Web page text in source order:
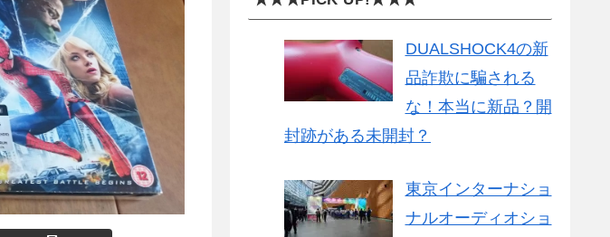
DUALSHOCK4の新
品詐欺に騙される
な！本当に新品？開
封跡がある未開封？
東京インターナショ
ナルオーディオショ